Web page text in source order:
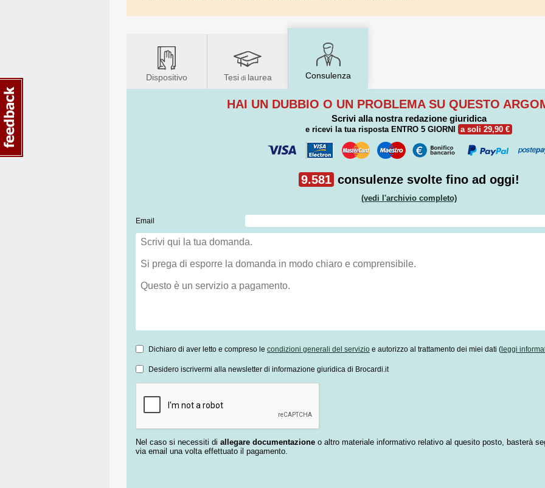
Dispositivo Tesidi laurea Consulenza
HAI UN DUBBIO O UN PROBLEMA SU QUESTO
Scrivi alla nostra redazione giuridica
e ricevi la tua risposta ENTRO 5 GIORNI a soli 29,90 €
9.581 consulenze svolte fino ad oggi!
(vedi l'archivio completo)
Email
Dichiaro di aver letto e compreso le condizioni generali del servizio e autorizzo al trattamento dei miei dati (leggi
Desidero iscrivermi alla newsletter di informazione giuridica di Brocardi.it
Nel caso si necessiti di allegare documentazione o altro materiale informativo relativo al quesito posto, basterà
via email una volta effettuato il pagamento.